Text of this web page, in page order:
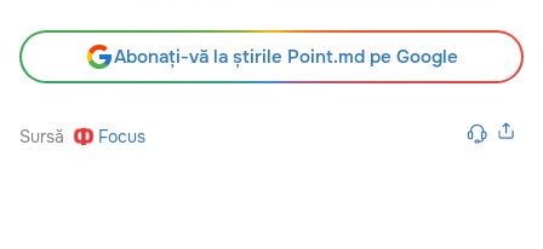
Abonați-vă la știrile Point.md pe Google
Sursă Focus